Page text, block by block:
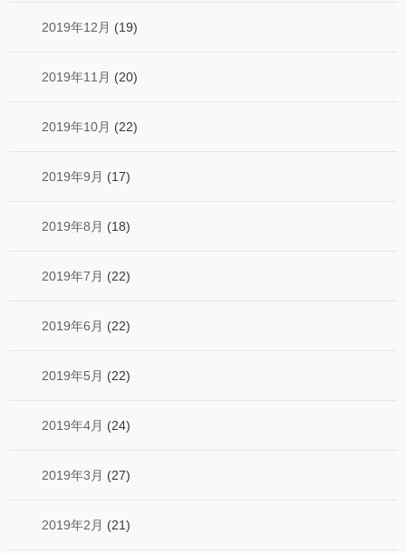
2019年12月 (19)
2019年11月 (20)
2019年10月 (22)
2019年9月 (17)
2019年8月 (18)
2019年7月 (22)
2019年6月 (22)
2019年5月 (22)
2019年4月 (24)
2019年3月 (27)
2019年2月 (21)